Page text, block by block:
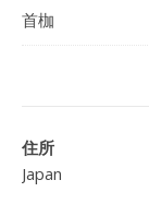
首枷
住所
Japan